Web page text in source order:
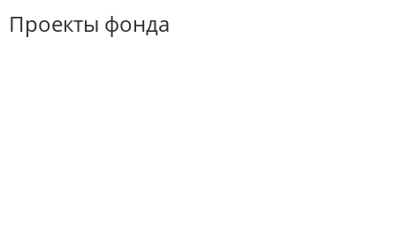
Проекты фонда